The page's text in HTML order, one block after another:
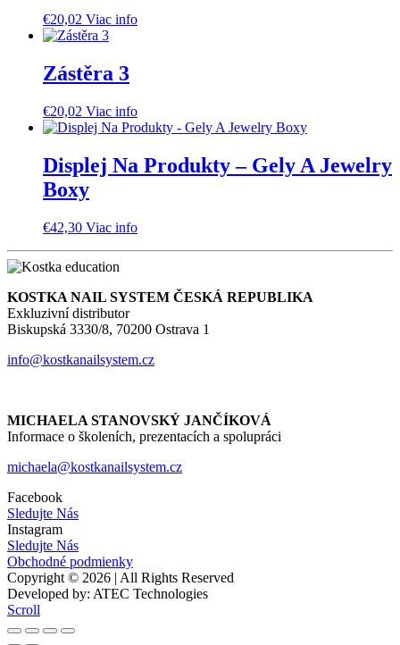
€20,02 Viac info
Zástěra 3
€20,02 Viac info
Displej Na Produkty – Gely A Jewelry
Boxy
€42,30 Viac info
KOSTKA NAIL SYSTEM ČESKÁ REPUBLIKA
Exkluzivní distributor
Biskupská 3330/8, 70200 Ostrava 1
info@kostkanailsystem.cz
MICHAELA STANOVSKÝ JANČÍKOVÁ
Informace o školeních, prezentacích a spolupráci
michaela@kostkanailsystem.cz
Facebook
Sledujte Nás
Instagram
Sledujte Nás
Obchodné podmienky
Copyright © 2026 | All Rights Reserved
Developed by: ATEC Technologies
Scroll